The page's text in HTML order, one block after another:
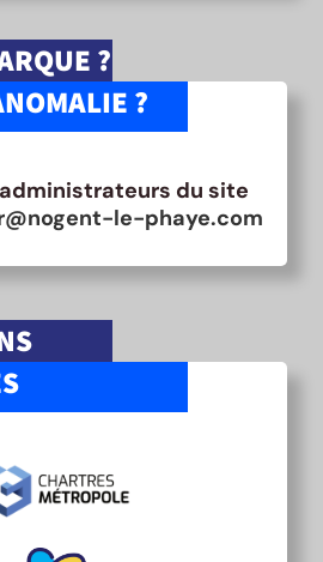
?
?
du site
le-phaye.com